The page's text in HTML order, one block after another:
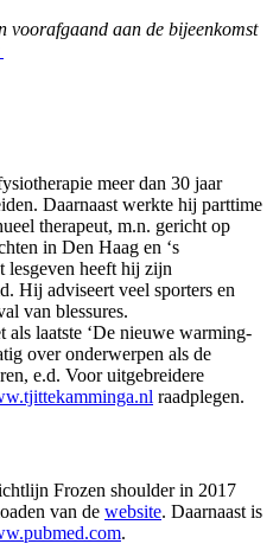
voorafgaand aan de bijeenkomst
meer dan 30 jaar
Daarnaast werkte hij parttime
therapeut, m.n. gericht op
in Den Haag en ‘s
lesgeven heeft hij zijn
Hij adviseert veel sporters en
van blessures.
als laatste ‘De nieuwe warming-
over onderwerpen als de
e.d. Voor uitgebreidere
raadplegen.
Frozen shoulder in 2017
van de website. Daarnaast is
.